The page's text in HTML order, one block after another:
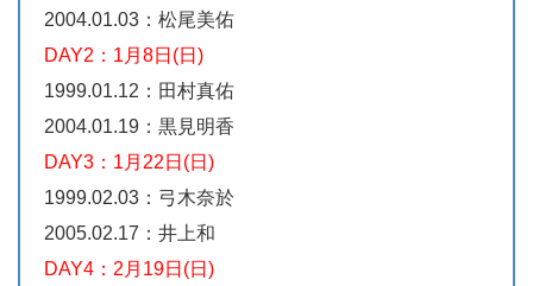
2004.01.03：松尾美佑
DAY2：1月8日(日)
1999.01.12：田村真佑
2004.01.19：黒見明香
DAY3：1月22日(日)
1999.02.03：弓木奈於
2005.02.17：井上和
DAY4：2月19日(日)